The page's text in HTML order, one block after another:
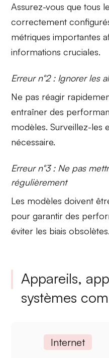
Assurez-vous que tous
correctement
métriques importantes
informations cruciales.
Erreur n°2 : Ignorer les
Ne pas réagir
entraîner des
modèles. Surveillez-les
nécessaire.
Erreur n°3 : Ne pas
régulièrement
Les modèles doivent
pour garantir des
éviter les biais obsolètes.
Appareils,
systèmes
Internet